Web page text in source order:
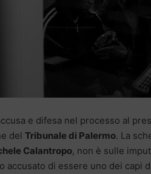
e difesa nel processo al
del Tribunale di Palermo. La
Calantropo, non è sulle
accusato di essere uno dei capi